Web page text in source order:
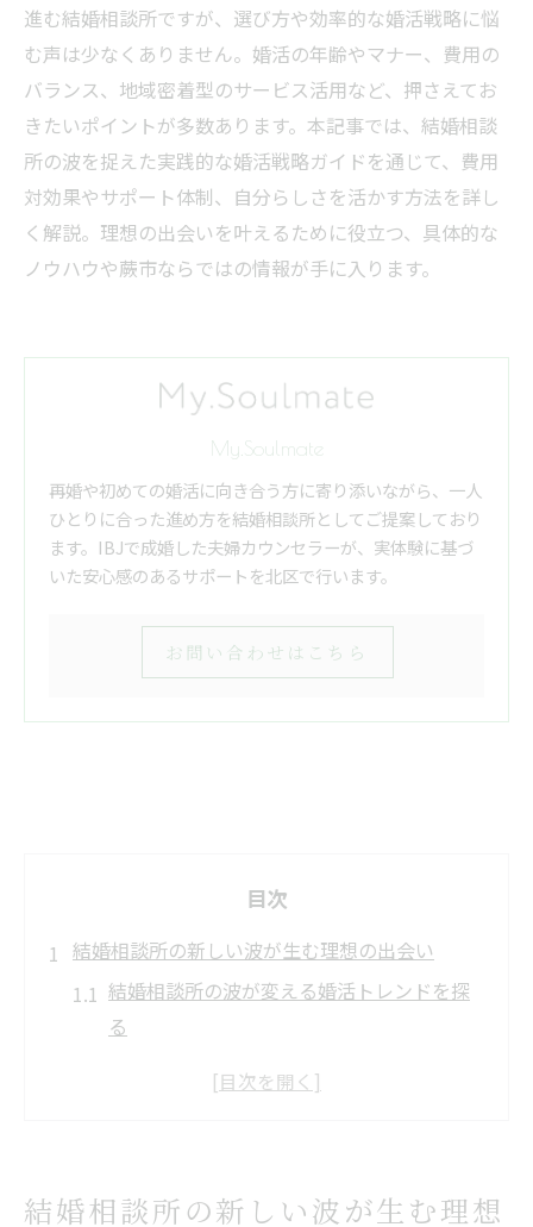
進む結婚相談所ですが、選び方や効率的な婚活戦略に悩
む声は少なくありません。婚活の年齢やマナー、費用の
バランス、地域密着型のサービス活用など、押さえてお
きたいポイントが多数あります。本記事では、結婚相談
所の波を捉えた実践的な婚活戦略ガイドを通じて、費用
対効果やサポート体制、自分らしさを活かす方法を詳し
く解説。理想の出会いを叶えるために役立つ、具体的な
ノウハウや蕨市ならではの情報が手に入ります。
My.Soulmate
再婚や初めての婚活に向き合う方に寄り添いながら、一人
ひとりに合った進め方を結婚相談所としてご提案しており
ます。IBJで成婚した夫婦カウンセラーが、実体験に基づ
いた安心感のあるサポートを北区で行います。
お問い合わせはこちら
目次
結婚相談所の新しい波が生む理想の出会い
結婚相談所の波が変える婚活トレンドを探
る
多様化する結婚相談所の特徴と最新傾向
結婚相談所の新しい波が生む理想